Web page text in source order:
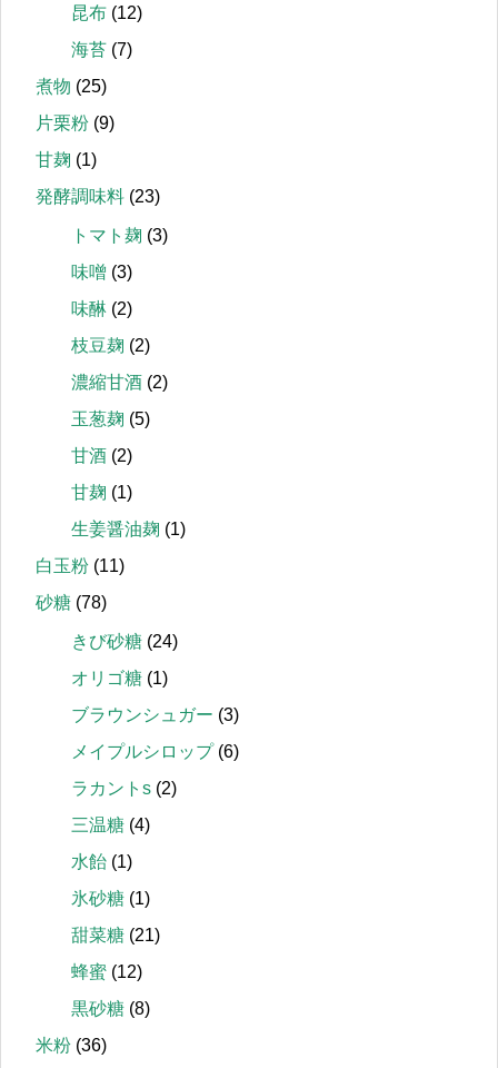
昆布 (12)
海苔 (7)
煮物 (25)
片栗粉 (9)
甘麹 (1)
発酵調味料 (23)
トマト麹 (3)
味噌 (3)
味醂 (2)
枝豆麹 (2)
濃縮甘酒 (2)
玉葱麹 (5)
甘酒 (2)
甘麹 (1)
生姜醤油麹 (1)
白玉粉 (11)
砂糖 (78)
きび砂糖 (24)
オリゴ糖 (1)
ブラウンシュガー (3)
メイプルシロップ(6)
ラカントs (2)
三温糖 (4)
水飴 (1)
氷砂糖 (1)
甜菜糖 (21)
蜂蜜 (12)
黒砂糖 (8)
米粉 (36)